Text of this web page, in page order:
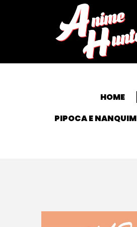
HOME
PIPOCA E NANQUIM